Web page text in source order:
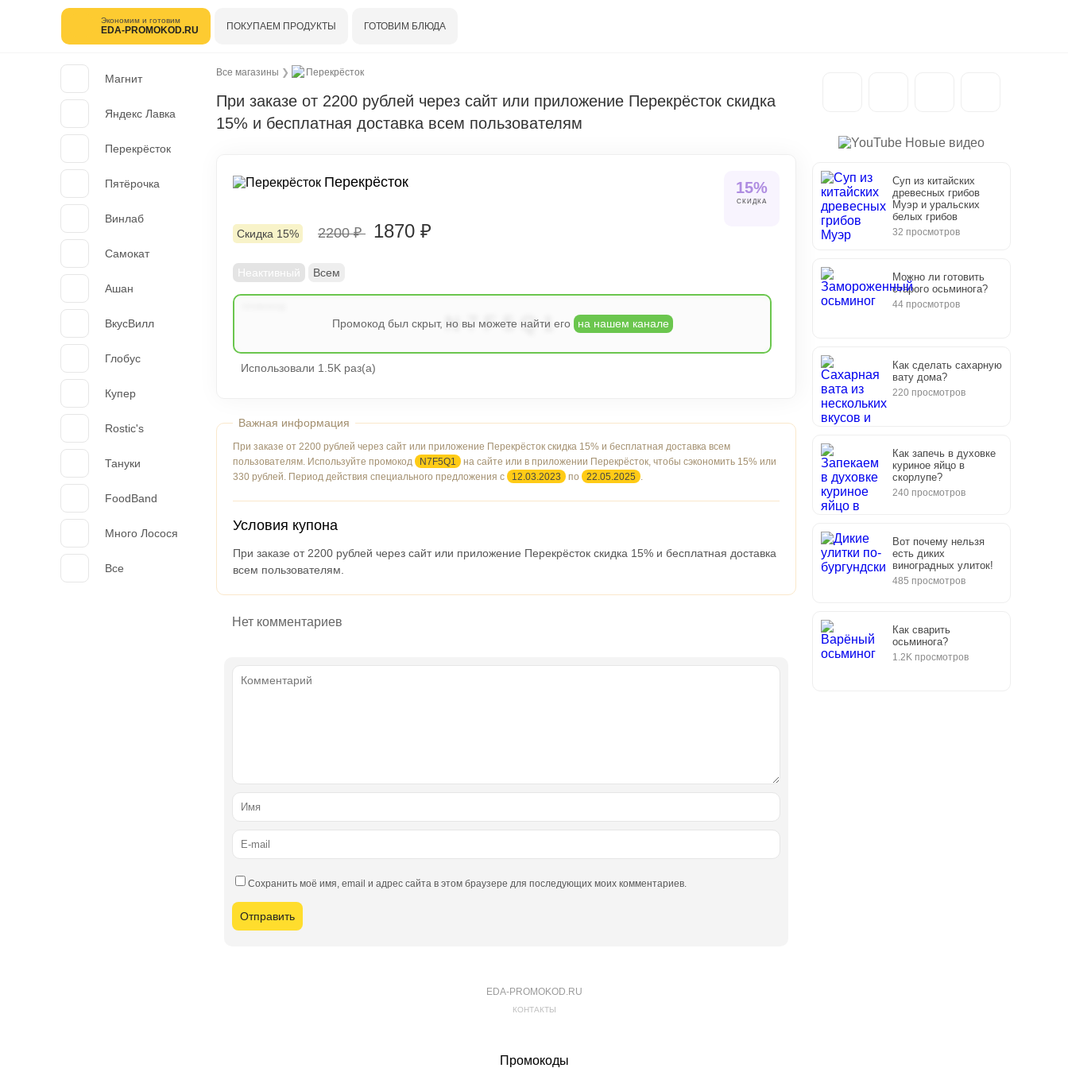
Экономим и готовим
EDA-PROMOKOD.RU ПОКУПАЕМ ПРОДУКТЫ ГОТОВИМ БЛЮДА
Магнит
Яндекс Лавка
Перекрёсток
Пятёрочка
Винлаб
Самокат
Ашан
ВкусВилл
Глобус
Купер
Rostic's
Тануки
FoodBand
Много Лосося
Все
Все магазины ❯ Перекрёсток
При заказе от 2200 рублей через сайт или приложение Перекрёсток скидка
15% и бесплатная доставка всем пользователям
Перекрёсток 15%
СКИДКА
Скидка 15% 2200 ₽ 1870 ₽
Неактивный Всем
Промокод был скрыт, но вы можете найти его на нашем канале
N7F5Q1
Использовали 1.5K раз(а)
При заказе от 2200 рублей через сайт или приложение Перекрёсток скидка 15% и бесплатная доставка всем
пользователям. Используйте промокод
N7F5Q1
на сайте или в приложении Перекрёсток, чтобы сэкономить 15% или
330 рублей. Период действия специального предложения с
12.03.2023 по 22.05.2025 .
Условия купона
При заказе от 2200 рублей через сайт или приложение Перекрёсток скидка 15% и бесплатная доставка
всем пользователям.
Нет комментариев
Сохранить моё имя, email и адрес сайта в этом браузере для последующих моих комментариев.
Новые видео
Суп из китайских
древесных грибов
Муэр и уральских
белых грибов
32 просмотров
Можно ли готовить
старого осьминога?
44 просмотров
Как сделать сахарную
вату дома?
220 просмотров
Как запечь в духовке
куриное яйцо в
скорлупе?
240 просмотров
Вот почему нельзя
есть диких
виноградных улиток!
485 просмотров
Как сварить
осьминога?
1.2K просмотров
EDA-PROMOKOD.RU
КОНТАКТЫ
Промокоды